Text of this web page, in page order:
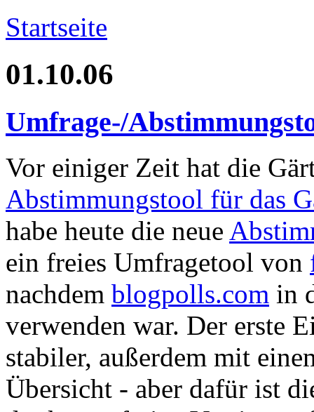
Startseite
01.10.06
Umfrage-/
Vor einiger Zeit hat die
Abstimmungstool für das
habe heute die neue
ein freies Umfragetool von
nachdem blogpolls.com in
verwenden war. Der erste
stabiler, außerdem mit
Übersicht - aber dafür ist